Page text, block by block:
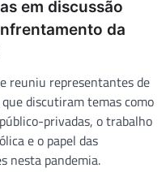
em discussão
da
reuniu representantes de
discutiram temas como
privadas, o trabalho
e o papel das
nesta pandemia.